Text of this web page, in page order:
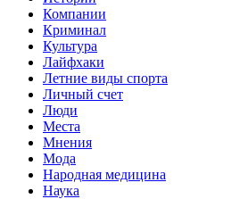
Компании
Криминал
Культура
Лайфхаки
Летние виды спорта
Личный счет
Люди
Места
Мнения
Мода
Народная медицина
Наука